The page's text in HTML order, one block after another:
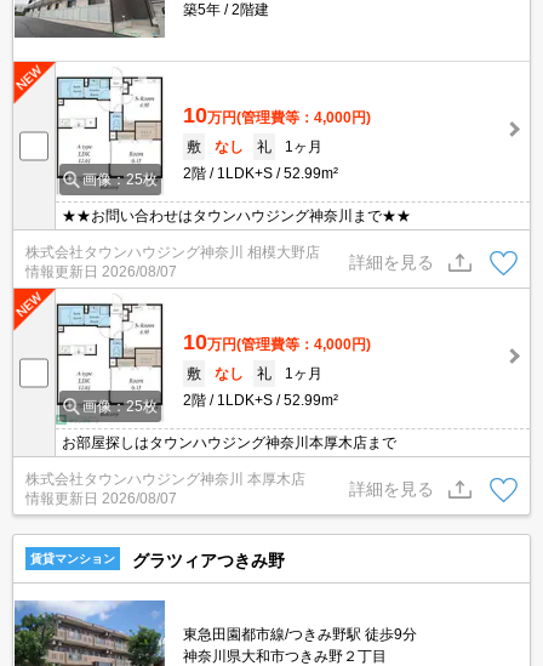
築5年
2階建
画像：25枚
10万円(管理費等：4,000円)
敷
なし 礼
1ヶ月
2階
1LDK+S 52.99m²
★★お問い合わせはタウンハウジング神奈川まで★★
株式会社タウンハウジング神奈川 相模大野店
情報更新日 2026/08/07
詳細を見る
画像：25枚
10万円(管理費等：4,000円)
敷
なし 礼
1ヶ月
2階
1LDK+S 52.99m²
お部屋探しはタウンハウジング神奈川本厚木店まで
株式会社タウンハウジング神奈川 本厚木店
情報更新日 2026/08/07
詳細を見る
賃貸マンション グラツィアつきみ野
東急田園都市線/つきみ野駅 徒歩9分
神奈川県大和市つきみ野２丁目